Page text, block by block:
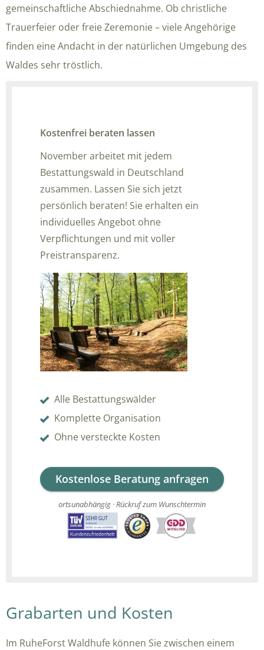
gemeinschaftliche Abschiednahme. Ob christliche
Trauerfeier oder freie Zeremonie – viele Angehörige
finden eine Andacht in der natürlichen Umgebung des
Waldes sehr tröstlich.
Kostenfrei beraten lassen
November arbeitet mit jedem
Bestattungswald in Deutschland
zusammen. Lassen Sie sich jetzt
persönlich beraten! Sie erhalten ein
individuelles Angebot ohne
Verpflichtungen und mit voller
Preistransparenz.
Alle Bestattungswälder
Komplette Organisation
Ohne versteckte Kosten
Kostenlose Beratung anfragen
ortsunabhängig · Rückruf zum Wunschtermin
Grabarten und Kosten
Im RuheForst Waldhufe können Sie zwischen einem